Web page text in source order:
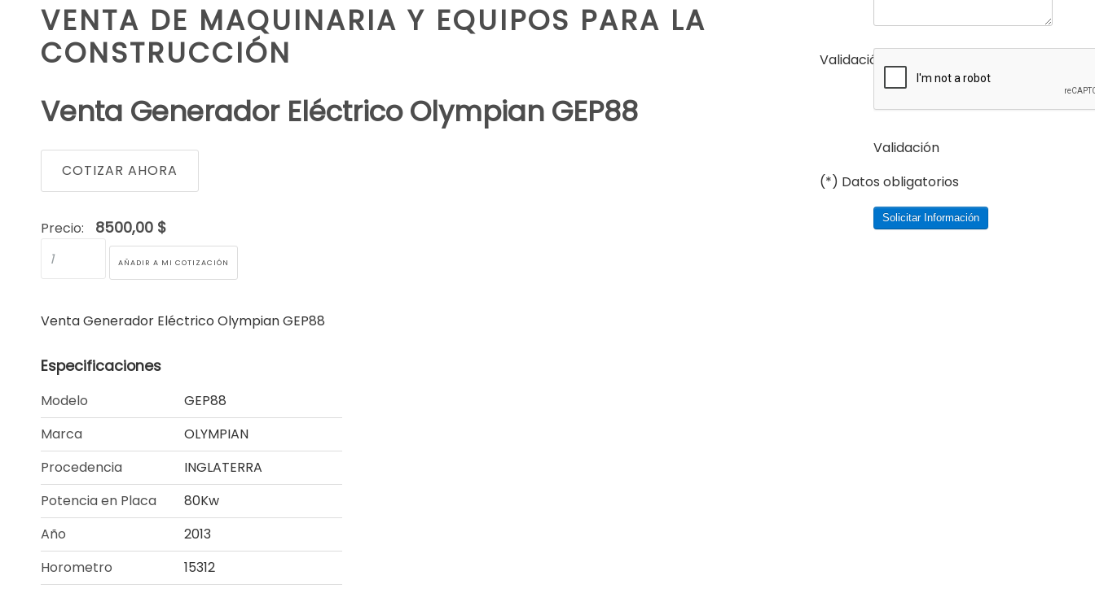
VENTA DE MAQUINARIA Y EQUIPOS PARA LA
CONSTRUCCIÓN
Venta Generador Eléctrico Olympian GEP88
COTIZAR AHORA
Precio: 8500,00 $
Venta Generador Eléctrico Olympian GEP88
Especificaciones
Modelo
GEP88
Marca
OLYMPIAN
Procedencia
INGLATERRA
Potencia en Placa
80Kw
Año
2013
Horometro
15312
Validación
Validación
(*) Datos obligatorios
Solicitar Información